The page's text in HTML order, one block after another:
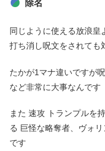
除名
同じように使える放浪皇
打ち消し呪文をされても
たかが1マナ違いですが
など非常に大事なんです
また 速攻 トランプルを
る 巨怪な略奪者、ヴォ
です